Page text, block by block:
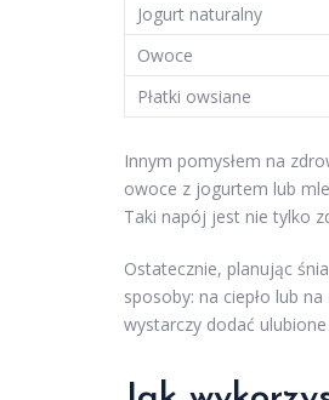
Jogurt naturalny
Owoce
Płatki owsiane
Innym pomysłem na
owoce z jogurtem lub
Taki napój jest nie tylko
Ostatecznie, planując
sposoby: na ciepło lub
wystarczy dodać